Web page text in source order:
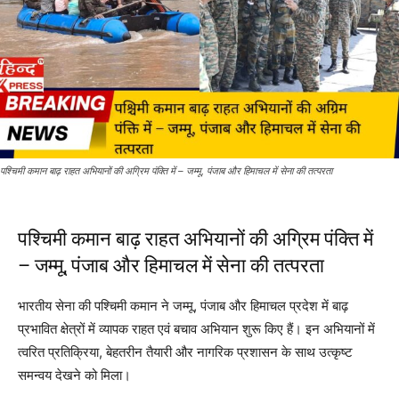
पश्चिमी कमान बाढ़ राहत अभियानों की अग्रिम पंक्ति में – जम्मू, पंजाब और हिमाचल में सेना की तत्परता
पश्चिमी कमान बाढ़ राहत अभियानों की अग्रिम पंक्ति में
– जम्मू, पंजाब और हिमाचल में सेना की तत्परता
भारतीय सेना की पश्चिमी कमान ने जम्मू, पंजाब और हिमाचल प्रदेश में बाढ़
प्रभावित क्षेत्रों में व्यापक राहत एवं बचाव अभियान शुरू किए हैं। इन अभियानों में
त्वरित प्रतिक्रिया, बेहतरीन तैयारी और नागरिक प्रशासन के साथ उत्कृष्ट
समन्वय देखने को मिला।